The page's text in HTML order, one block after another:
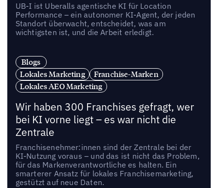
UB-I ist Uberalls agentische KI für Location
Performance – ein autonomer KI-Agent, der jeden
Standort überwacht, entscheidet, was am
wichtigsten ist, und die Arbeit erledigt.
Blogs
Lokales Marketing
Franchise-Marken
Lokales AEO Marketing
Wir haben 300 Franchises gefragt, wer
bei KI vorne liegt – es war nicht die
Zentrale
Franchisenehmer:innen sind der Zentrale bei der
KI-Nutzung voraus – und das ist nicht das Problem,
für das Markenverantwortliche es halten. Ein
smarterer Ansatz für lokales Franchisemarketing,
gestützt auf neue Daten.